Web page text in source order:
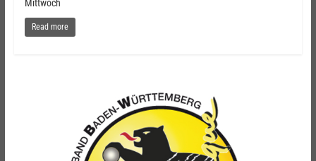
Mittwoch
Read more